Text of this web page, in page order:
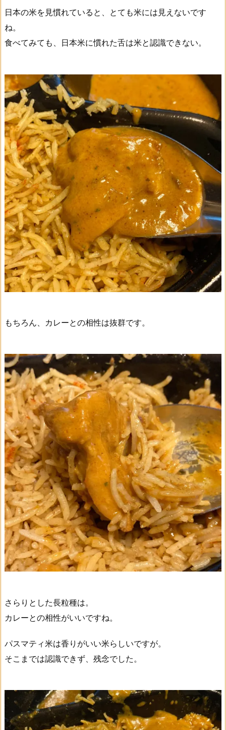
日本の米を見慣れていると、とても米には見えないです
ね。
食べてみても、日本米に慣れた舌は米と認識できない。
もちろん、カレーとの相性は抜群です。
さらりとした長粒種は。
カレーとの相性がいいですね。
パスマティ米は香りがいい米らしいですが。
そこまでは認識できず、残念でした。